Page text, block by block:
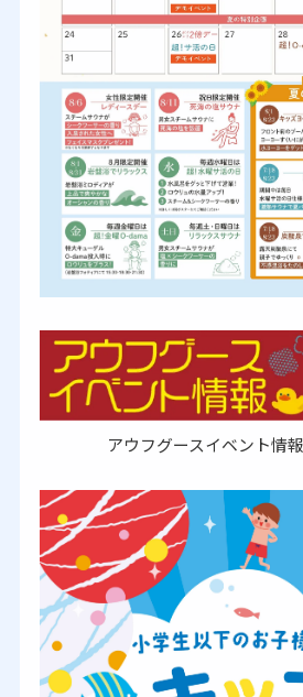
アウフグースイベント情